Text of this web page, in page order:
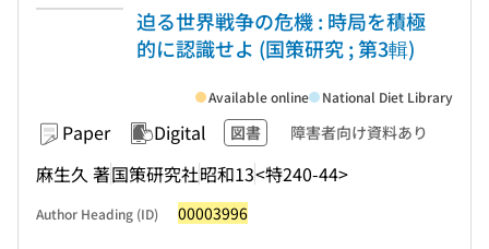
迫る世界戦争の危機 : 時局を積極
的に認識せよ (国策研究 ; 第3輯)
Paper Digital 図書 障害者向け資料あり
麻生久 著国策研究社昭和13<特240-44>
Available online National Diet Library
Author Heading (ID) 00003996